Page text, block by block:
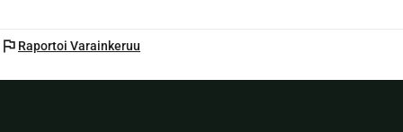
flag Raportoi Varainkeruu